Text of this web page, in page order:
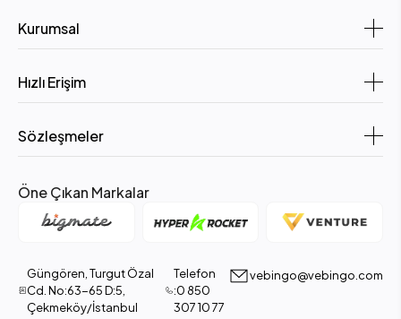
Kurumsal
Hızlı Erişim
Sözleşmeler
Öne Çıkan Markalar
Güngören, Turgut Özal
Cd. No:63-65 D:5,
Çekmeköy/İstanbul
Telefon
:0 850
307 10 77
vebingo@vebingo.com